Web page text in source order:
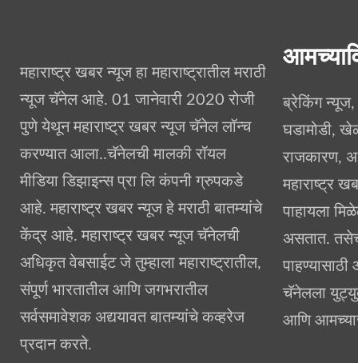
महाराष्ट्र खबर न्यूज हा महाराष्ट्रातील मराठी
न्यूज चॅनेल आहे. 01 जानेवारी 2020 रोजी
पुणे येथून महाराष्ट्र खबर न्यूज चॅनेल लॉन्च
करण्यात आला..चॅनेलची मालकी रॉयल
मीडिया डिझाइन्स प्रा लि कंपनी ग्रुपकडे
आहे. महाराष्ट्र खबर न्यूज हे मराठी बातम्यांचे
केंद्र आहे. महाराष्ट्र खबर न्यूज चॅनेलची
अधिकृत वेबसाईट जे तुम्हाला महाराष्ट्रातील,
संपूर्ण भारतातील आणि जगभरातील
सर्वसमावेशक अद्ययावत बातम्यांचे कव्हरेज
प्रदान करते.
ब्रेकिंग न्यूज,
घडामोडी,
राजकारण,
महाराष्ट्र
पाहायला
असतात. तसेच
चॅनेलला
आणि